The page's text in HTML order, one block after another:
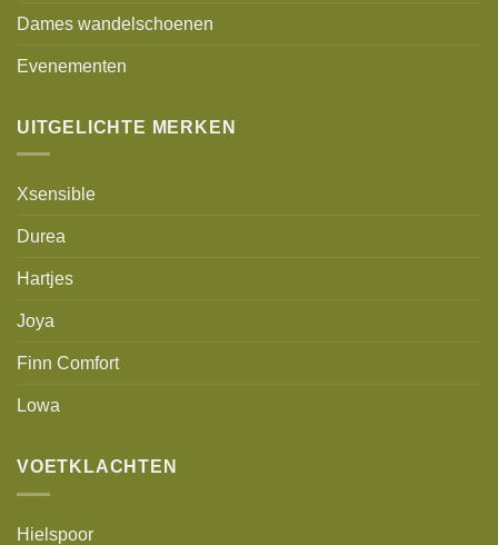
Dames wandelschoenen
Evenementen
UITGELICHTE MERKEN
Xsensible
Durea
Hartjes
Joya
Finn Comfort
Lowa
VOETKLACHTEN
Hielspoor